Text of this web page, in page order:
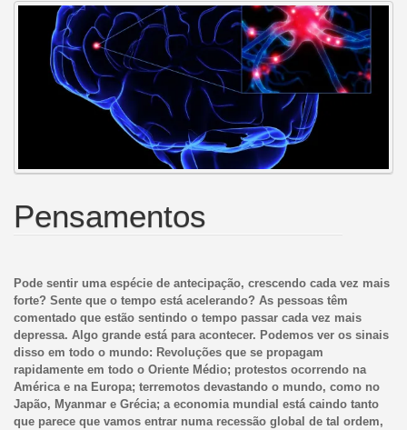
Pensamentos
Pode sentir uma espécie de antecipação, crescendo cada vez mais
forte? Sente que o tempo está acelerando? As pessoas têm
comentado que estão sentindo o tempo passar cada vez mais
depressa. Algo grande está para acontecer. Podemos ver os sinais
disso em todo o mundo: Revoluções que se propagam
rapidamente em todo o Oriente Médio; protestos ocorrendo na
América e na Europa; terremotos devastando o mundo, como no
Japão, Myanmar e Grécia; a economia mundial está caindo tanto
que parece que vamos entrar numa recessão global de tal ordem,